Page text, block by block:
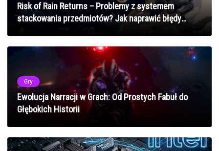
Risk of Rain Returns – Problemy z systemem
stackowania przedmiotów? Jak naprawić błędy
Gry
Ewolucja Narracji w Grach: Od Prostych Fabuł do
Głębokich Historii